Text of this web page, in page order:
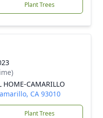
Plant Trees
HOME-CAMARILLO
CA 93010
Plant Trees